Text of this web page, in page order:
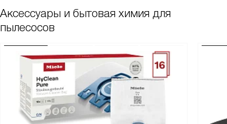
Аксессуары и бытовая химия для
пылесосов